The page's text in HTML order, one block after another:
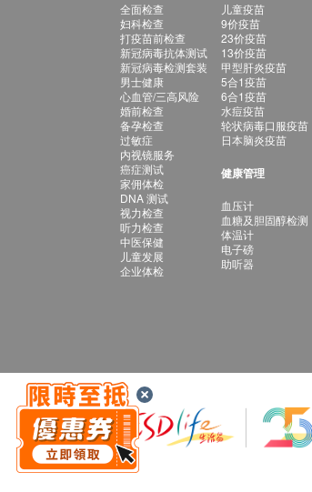
全面检查
妇科检查
打疫苗前检查
新冠病毒抗体测试
新冠病毒检测套装
男士健康
心血管/三高风险
婚前检查
备孕检查
过敏症
内视镜服务
癌症测试
家佣体检
DNA 测试
视力检查
听力检查
中医保健
儿童发展
企业体检
儿童疫苗
9价疫苗
23价疫苗
13价疫苗
甲型肝炎疫苗
5合1疫苗
6合1疫苗
水痘疫苗
轮状病毒口服疫苗
日本脑炎疫苗
健康管理
血压计
血糖及胆固醇检测
体温计
电子磅
助听器